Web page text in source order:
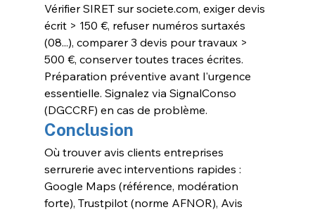
Vérifier SIRET sur societe.com, exiger devis
écrit > 150 €, refuser numéros surtaxés
(08...), comparer 3 devis pour travaux >
500 €, conserver toutes traces écrites.
Préparation préventive avant l'urgence
essentielle. Signalez via SignalConso
(DGCCRF) en cas de problème.
Conclusion
Où trouver avis clients entreprises
serrurerie avec interventions rapides :
Google Maps (référence, modération
forte), Trustpilot (norme AFNOR), Avis